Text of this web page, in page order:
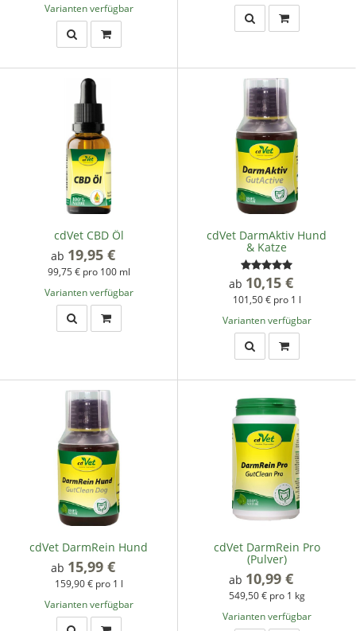
Varianten verfügbar
cdVet CBD Öl
ab 19,95 €
99,75 € pro 100 ml
Varianten verfügbar
cdVet DarmAktiv Hund
& Katze
ab 10,15 €
101,50 € pro 1 l
Varianten verfügbar
cdVet DarmRein Hund
ab 15,99 €
159,90 € pro 1 l
Varianten verfügbar
cdVet DarmRein Pro
(Pulver)
ab 10,99 €
549,50 € pro 1 kg
Varianten verfügbar